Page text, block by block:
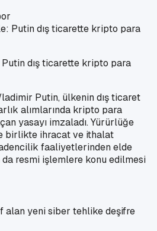
dış ticarette kripto para
Putin, ülkenin dış ticaret
alımlarında kripto para
yasayı imzaladı. Yürürlüğe
birlikte ihracat ve ithalat
faaliyetlerinden elde
resmi işlemlere konu edilmesi